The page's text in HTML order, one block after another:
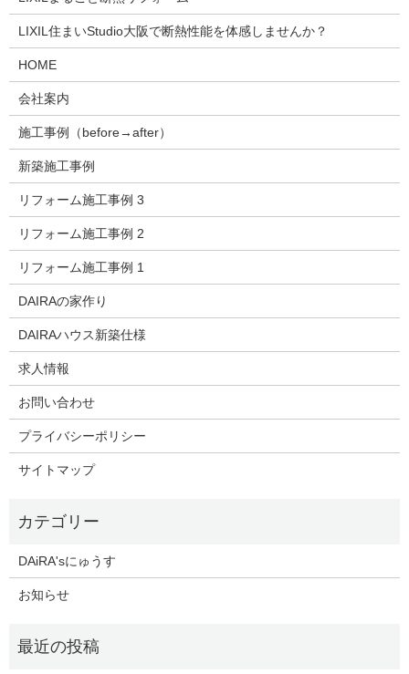
LIXIL住まいStudio大阪で断熱性能を体感しませんか？
HOME
会社案内
施工事例（before→after）
新築施工事例
リフォーム施工事例 3
リフォーム施工事例 2
リフォーム施工事例 1
DAIRAの家作り
DAIRAハウス新築仕様
求人情報
お問い合わせ
プライバシーポリシー
サイトマップ
DAiRA'sにゅうす
お知らせ